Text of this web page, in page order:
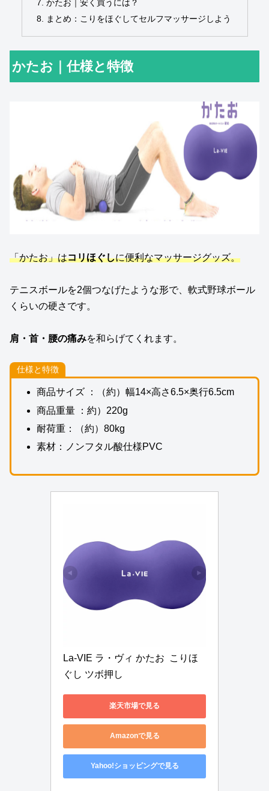
かたお｜安く買うには？
まとめ：こりをほぐしてセルフマッサージしよう
かたお｜仕様と特徴
「かたお」はコリほぐしに便利なマッサージグッズ。
テニスボールを2個つなげたような形で、軟式野球ボール
くらいの硬さです。
肩・首・腰の痛みを和らげてくれます。
仕様と特徴
商品サイズ ：（約）幅14×高さ6.5×奥行6.5cm
商品重量 ：約）220g
耐荷重：（約）80kg
素材：ノンフタル酸仕様PVC
La-VIE ラ・ヴィ かたお  こりほ
ぐし ツボ押し
楽天市場で見る
Amazonで見る
Yahoo!ショッピングで見る